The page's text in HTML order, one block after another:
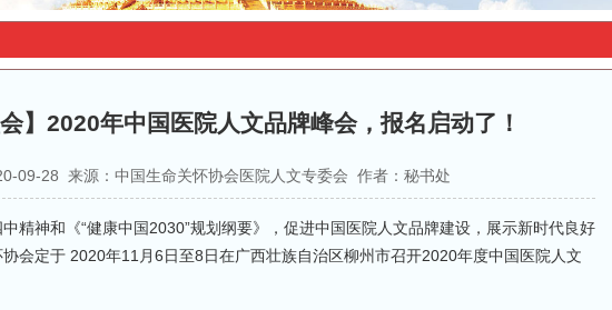
会】2020年中国医院人文品牌峰会，报名启动了！
09-28 来源：中国生命关怀协会医院人文专委会 作者：秘书处
精神和《“健康中国2030”规划纲要》，促进中国医院人文品牌建设，展示新时代良好
会定于 2020年11月6日至8日在广西壮族自治区柳州市召开2020年度中国医院人文